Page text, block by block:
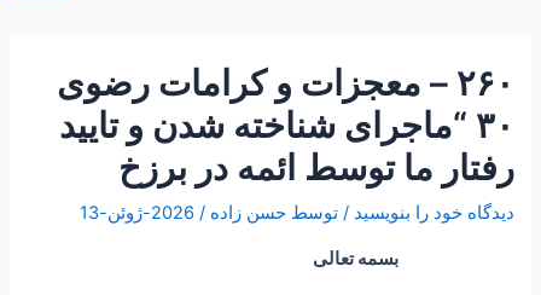
۲۶۰ – معجزات و کرامات رضوی
۳۰ “ماجرای شناخته شدن و تایید
رفتار ما توسط ائمه در برزخ
دیدگاه‌ خود را بنویسید / توسطحسن زاده/ 2026-ژوئن-13
بسمه تعالی